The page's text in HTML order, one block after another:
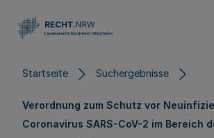
Startseite Suchergebnisse
Verordnung zum Schutz vor
Coronavirus SARS-CoV-2 im Bereich